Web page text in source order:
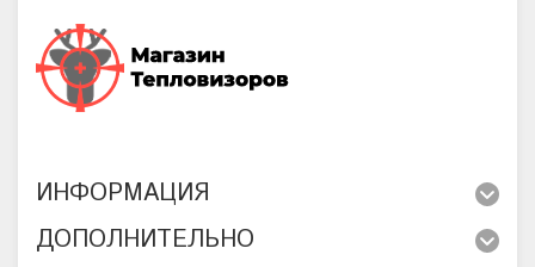
ИНФОРМАЦИЯ
ДОПОЛНИТЕЛЬНО